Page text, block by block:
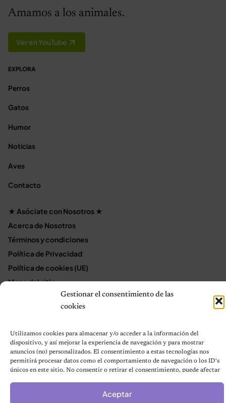
Gestionar el consentimiento de las
cookies
Utilizamos cookies para almacenar y/o acceder a la información del
dispositivo, y así mejorar la experiencia de navegación y para mostrar
anuncios (no) personalizados. El consentimiento a estas tecnologías nos
permitirá procesar datos como el comportamiento de navegación o los ID's
únicos en este sitio. No consentir o retirar el consentimiento, puede afectar
Aceptar
Amamos a los animales.
Ver en YouTube
EXPLORA
Perros
Gatos
Humor
Noticias
Aves
Contacto
★ Asóciate con Nosotros ★
Acerca de Nosotros
Términos y condiciones
Política de Privacidad
Política de cookies (UE)
Mapa del sitio
Terms and Conditions
© 2026 Notas de Mascotas
Política de privacidad